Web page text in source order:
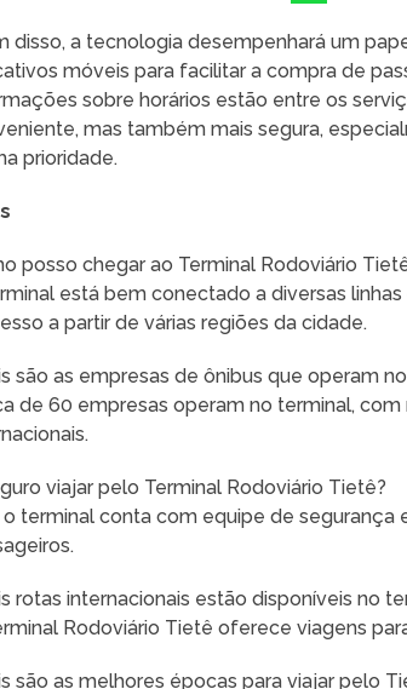
disso, a tecnologia desempenhará um
móveis para facilitar a compra de
sobre horários estão entre os
mas também mais segura,
prioridade.
posso chegar ao Terminal Rodoviário
está bem conectado a diversas
a partir de várias regiões da cidade.
são as empresas de ônibus que operam
de 60 empresas operam no terminal,
viajar pelo Terminal Rodoviário Tietê?
o terminal conta com equipe de segurança
rotas internacionais estão disponíveis no
Rodoviário Tietê oferece viagens
são as melhores épocas para viajar pelo